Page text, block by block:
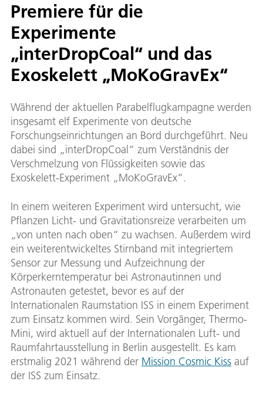
Premiere für die
Experimente
„interDropCoal“ und das
Exoskelett „MoKoGravEx“
Während der aktuellen Parabelflugkampagne werden
insgesamt elf Experimente von deutsche
Forschungseinrichtungen an Bord durchgeführt. Neu
dabei sind „interDropCoal“ zum Verständnis der
Verschmelzung von Flüssigkeiten sowie das
Exoskelett-Experiment „MoKoGravEx“.
In einem weiteren Experiment wird untersucht, wie
Pflanzen Licht- und Gravitationsreize verarbeiten um
„von unten nach oben“ zu wachsen. Außerdem wird
ein weiterentwickeltes Stirnband mit integriertem
Sensor zur Messung und Aufzeichnung der
Körperkerntemperatur bei Astronautinnen und
Astronauten getestet, bevor es auf der
Internationalen Raumstation ISS in einem Experiment
zum Einsatz kommen wird. Sein Vorgänger, Thermo-
Mini, wird aktuell auf der Internationalen Luft- und
Raumfahrtausstellung in Berlin ausgestellt. Es kam
erstmalig 2021 während der Mission Cosmic Kiss auf
der ISS zum Einsatz.